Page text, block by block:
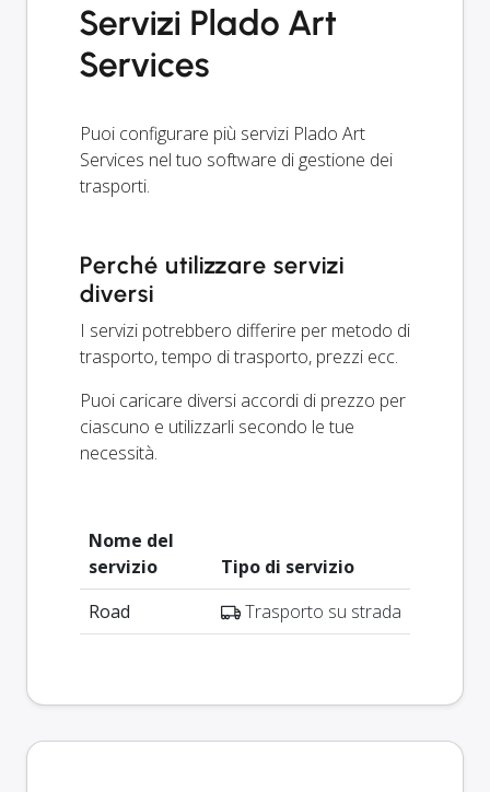
Servizi Plado Art
Services
Puoi configurare più servizi Plado Art
Services nel tuo software di gestione dei
trasporti.
Perché utilizzare servizi
diversi
I servizi potrebbero differire per metodo di
trasporto, tempo di trasporto, prezzi ecc.
Puoi caricare diversi accordi di prezzo per
ciascuno e utilizzarli secondo le tue
necessità.
Nome del
servizio
Tipo di servizio
Road
Trasporto su strada